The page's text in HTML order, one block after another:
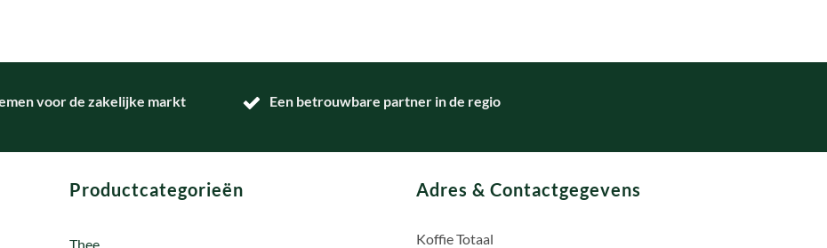
voor de zakelijke markt Een betrouwbare partner in de regio
Productcategorieën
Thee
Adres & Contactgegevens
Koffie Totaal